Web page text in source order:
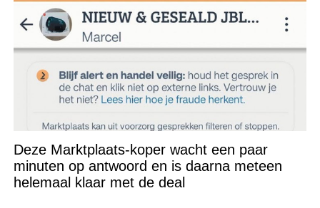
Deze Marktplaats-koper wacht een paar
minuten op antwoord en is daarna meteen
helemaal klaar met de deal